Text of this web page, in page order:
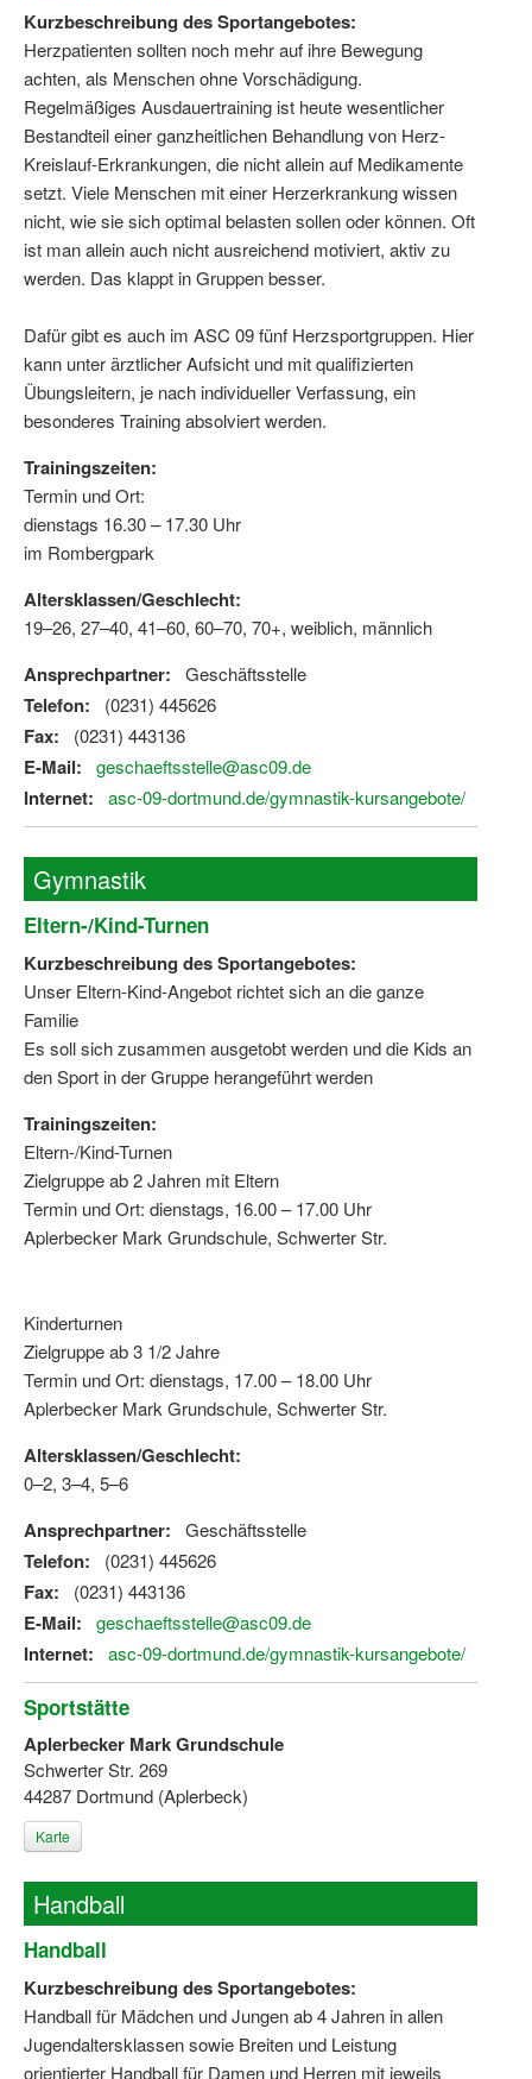
Kurzbeschreibung des Sportangebotes:
Herzpatienten sollten noch mehr auf ihre Bewegung
achten, als Menschen ohne Vorschädigung.
Regelmäßiges Ausdauertraining ist heute wesentlicher
Bestandteil einer ganzheitlichen Behandlung von Herz-
Kreislauf-Erkrankungen, die nicht allein auf Medikamente
setzt. Viele Menschen mit einer Herzerkrankung wissen
nicht, wie sie sich optimal belasten sollen oder können. Oft
ist man allein auch nicht ausreichend motiviert, aktiv zu
werden. Das klappt in Gruppen besser.
Dafür gibt es auch im ASC 09 fünf Herzsportgruppen. Hier
kann unter ärztlicher Aufsicht und mit qualifizierten
Übungsleitern, je nach individueller Verfassung, ein
besonderes Training absolviert werden.
Trainingszeiten:
Termin und Ort:
dienstags 16.30 – 17.30 Uhr
im Rombergpark
Altersklassen/Geschlecht:
19–26, 27–40, 41–60, 60–70, 70+, weiblich, männlich
Ansprechpartner: Geschäftsstelle
Telefon: (0231) 445626
Fax: (0231) 443136
E-Mail: geschaeftsstelle@asc09.de
Internet: asc-09-dortmund.de/gymnastik-kursangebote/
Gymnastik
Eltern-/Kind-Turnen
Kurzbeschreibung des Sportangebotes:
Unser Eltern-Kind-Angebot richtet sich an die ganze
Familie
Es soll sich zusammen ausgetobt werden und die Kids an
den Sport in der Gruppe herangeführt werden
Trainingszeiten:
Eltern-/Kind-Turnen
Zielgruppe ab 2 Jahren mit Eltern
Termin und Ort: dienstags, 16.00 – 17.00 Uhr
Aplerbecker Mark Grundschule, Schwerter Str.
Kinderturnen
Zielgruppe ab 3 1/2 Jahre
Termin und Ort: dienstags, 17.00 – 18.00 Uhr
Aplerbecker Mark Grundschule, Schwerter Str.
Altersklassen/Geschlecht:
0–2, 3–4, 5–6
Ansprechpartner: Geschäftsstelle
Telefon: (0231) 445626
Fax: (0231) 443136
E-Mail: geschaeftsstelle@asc09.de
Internet: asc-09-dortmund.de/gymnastik-kursangebote/
Sportstätte
Aplerbecker Mark Grundschule
Schwerter Str. 269
44287 Dortmund (Aplerbeck)
Karte
Handball
Handball
Kurzbeschreibung des Sportangebotes:
Handball für Mädchen und Jungen ab 4 Jahren in allen
Jugendaltersklassen sowie Breiten und Leistung
orientierter Handball für Damen und Herren mit jeweils